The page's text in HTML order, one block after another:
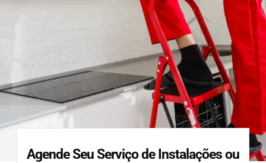
Agende Seu Serviço de Instalações ou